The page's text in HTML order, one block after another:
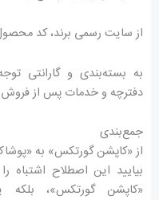
از سایت رسمی برند، کد
به بسته‌بندی و گارانتی
دفترچه و خدمات پس از
جمع‌بندی
از «کاپشن گورتکس» به
بیایید این اصطلاح اشتباه
«کاپشن گورتکس»،